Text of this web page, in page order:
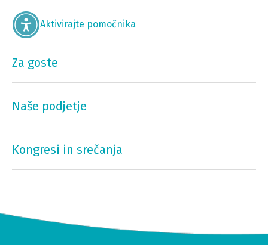
Aktivirajte pomočnika
Za goste
Naše podjetje
Kongresi in srečanja